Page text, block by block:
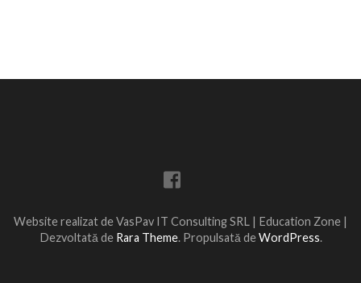
Website realizat de VasPav IT Consulting SRL | Education Zone |
Dezvoltată de Rara Theme. Propulsată deWordPress.